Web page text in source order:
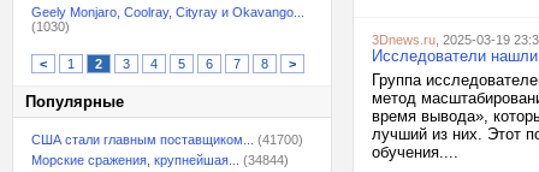
Geely Monjaro, Coolray, Cityray и Okavango...
(1030)
< 1 2 3 4 5 6 7 8 >
Популярные
США стали главным поставщиком...
(41700)
Морские сражения, крупнейшая...
(34844)
3Dnews.ru , 2025-03-19
Исследователи
Группа
метод
время вывода»,
лучший из них. Этот
обучения....